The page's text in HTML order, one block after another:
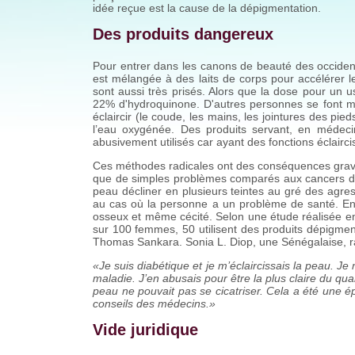
idée reçue est la cause de la dépigmentation.
Des produits dangereux
Pour entrer dans les canons de beauté des
est mélangée à des laits de corps pour accélérer
sont aussi très prisés. Alors que la dose pour un
22% d'hydroquinone. D'autres personnes se font
éclaircir (le coude, les mains, les jointures des
l’eau oxygénée. Des produits servant, en
abusivement utilisés car ayant des fonctions
Ces méthodes radicales ont des conséquences
que de simples problèmes comparés aux cancers
peau décliner en plusieurs teintes au gré des
au cas où la personne a un problème de santé.
osseux et même cécité. Selon une étude réalisée
sur 100 femmes, 50 utilisent des produits
Thomas Sankara. Sonia L. Diop, une Sénégalaise,
«Je suis diabétique et je m’éclaircissais la peau.
maladie. J’en abusais pour être la plus claire du
peau ne pouvait pas se cicatriser. Cela a été une
conseils des médecins.»
Vide juridique